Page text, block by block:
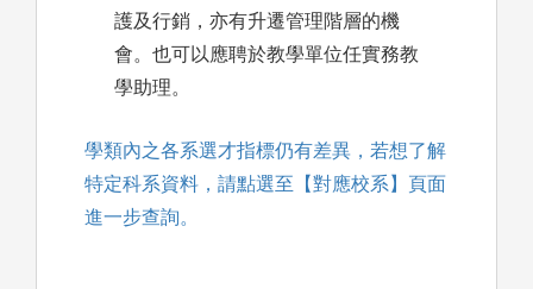
護及行銷，亦有升遷管理階層的機
會。也可以應聘於教學單位任實務教
學助理。
學類內之各系選才指標仍有差異，若想了解
特定科系資料，請點選至【對應校系】頁面
進一步查詢。